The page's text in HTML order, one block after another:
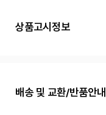
상품고시정보
배송 및 교환/반품안내